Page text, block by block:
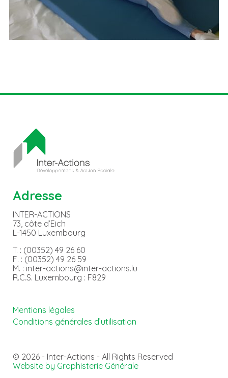
Adresse
INTER-ACTIONS
73, côte d’Eich
L-1450 Luxembourg
T. : (00352) 49 26 60
F. : (00352) 49 26 59
M. : inter-actions@inter-actions.lu
R.C.S. Luxembourg : F829
Mentions légales
Conditions générales d’utilisation
© 2026 - Inter-Actions - All Rights Reserved
Website by Graphisterie Générale